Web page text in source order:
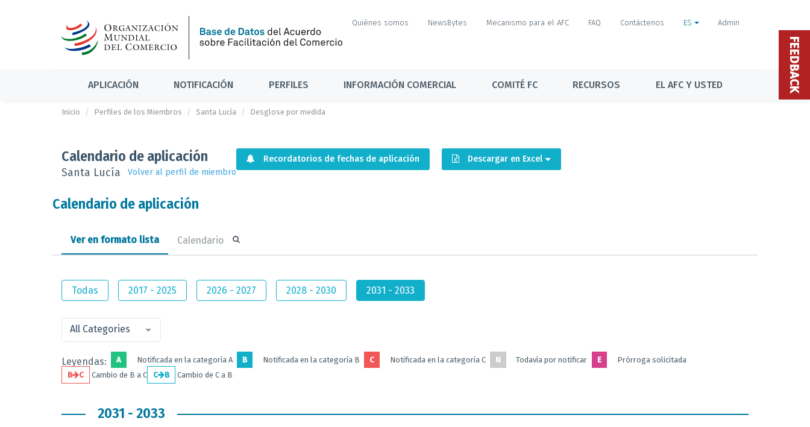
Quiénes somos NewsBytes Mecanismo para el AFC FAQ Contáctenos ES Admin
APLICACIÓN NOTIFICACIÓN PERFILES INFORMACIÓN COMERCIAL COMITÉ FC RECURSOS EL AFC Y USTED
Inicio Perfiles de los Miembros Santa Lucía Desglose por medida
Calendario de aplicación
Santa Lucía Volver al perfil de miembro
Recordatorios de fechas de aplicación Descargar en Excel
Calendario de aplicación
Ver en formato lista Calendario
Todas 2017 - 2025 2026 - 2027 2028 - 2030 2031 - 2033
All Categories
Leyendas: A Notificada en la categoría A B Notificada en la categoría B C Notificada en la categoría C N Todavía por notificar E
Prórroga solicitada
B
C Cambio de B a C C B Cambio de C a B
2031 - 2033
FEEDBACK